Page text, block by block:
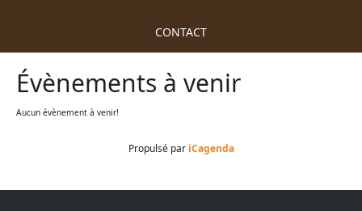
CONTACT
Évènements à venir
Aucun évènement à venir!
Propulsé par iCagenda